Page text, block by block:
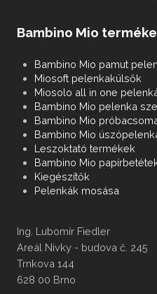
Bambino Mio
Bambino Mio pamut
Miosoft pelenkakülsők
Miosolo all in one
Bambino Mio pelenka
Bambino Mio
Bambino Mio
Leszoktató termékek
Bambino Mio
Kiegészítők
Pelenkák mosása
Ing. Lubomír Fiedler
Areál Nivky - budova č. 245
Trnkova 144
628 00 Brno